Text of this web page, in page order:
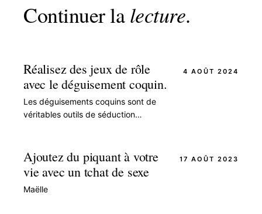
Continuer lalecture.
Réalisez des jeux de rôle
avec le déguisement coquin.
Les déguisements coquins sont de
véritables outils de séduction
bien porter un…
4 AOÛT 2024
Ajoutez du piquant à votre
vie avec un tchat de sexe
Maëlle
17 AOÛT 2023